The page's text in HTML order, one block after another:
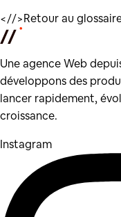
<//>Retour au
Une agence Web
développons des
lancer rapidement,
croissance.
Instagram